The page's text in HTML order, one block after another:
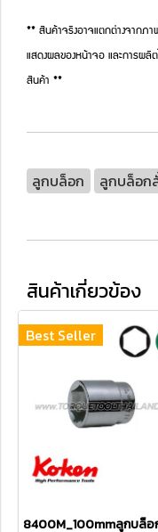
** สินค้าจริงอาจแตกต่างจากภา
แสดงผลของหน้าจอ และการผ
สินค้า **
ลูกบล็อก ลูกบล็อก
สินค้าเกี่ยวข้อง
Best Seller